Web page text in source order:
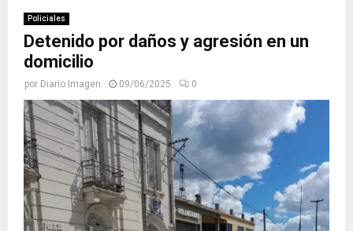
Policiales
Detenido por daños y agresión en un
domicilio
por Diario Imagen 09/06/2025 0